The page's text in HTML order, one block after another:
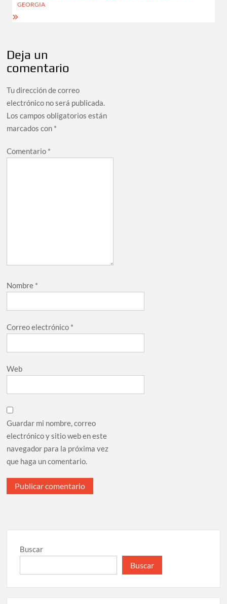
GEORGIA
Deja un
comentario
Tu dirección de correo
electrónico no será publicada.
Los campos obligatorios están
marcados con *
Comentario *
Nombre *
Correo electrónico *
Web
Guardar mi nombre, correo
electrónico y sitio web en este
navegador para la próxima vez
que haga un comentario.
Buscar
Buscar